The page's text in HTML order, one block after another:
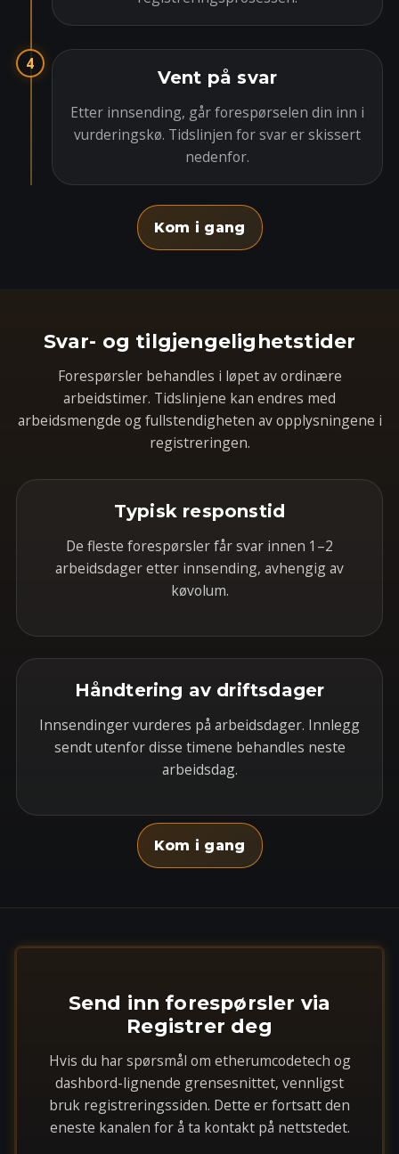
4
Vent på svar
Etter innsending, går forespørselen din inn i
vurderingskø. Tidslinjen for svar er skissert
nedenfor.
Kom i gang
Svar- og tilgjengelighetstider
Forespørsler behandles i løpet av ordinære
arbeidstimer. Tidslinjene kan endres med
arbeidsmengde og fullstendigheten av opplysningene i
registreringen.
Typisk responstid
De fleste forespørsler får svar innen 1–2
arbeidsdager etter innsending, avhengig av
køvolum.
Håndtering av driftsdager
Innsendinger vurderes på arbeidsdager. Innlegg
sendt utenfor disse timene behandles neste
arbeidsdag.
Kom i gang
Send inn forespørsler via
Registrer deg
Hvis du har spørsmål om etherumcodetech og
dashbord-lignende grensesnittet, vennligst
bruk registreringssiden. Dette er fortsatt den
eneste kanalen for å ta kontakt på nettstedet.